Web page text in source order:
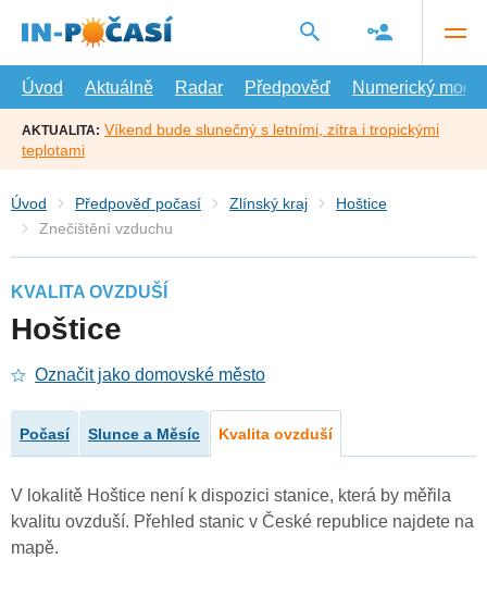
hlavní
Úvod
Aktuálně Radar Předpověď Numerický model
AKTUALITA: Víkend bude slunečný s letními, zítra i tropickými
teplotami
Úvod Předpověď počasí Zlínský kraj
Hoštice
Znečištění vzduchu
KVALITA OVZDUŠÍ
Hoštice
Označit jako domovské město
Počasí Slunce a Měsíc Kvalita ovzduší
V lokalitě Hoštice není k dispozici stanice, která by měřila
kvalitu ovzduší. Přehled stanic v České republice najdete na
mapě.